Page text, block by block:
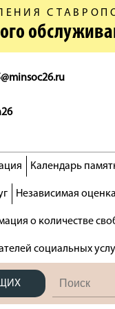
Календарь
Независимая
о количестве
социальных